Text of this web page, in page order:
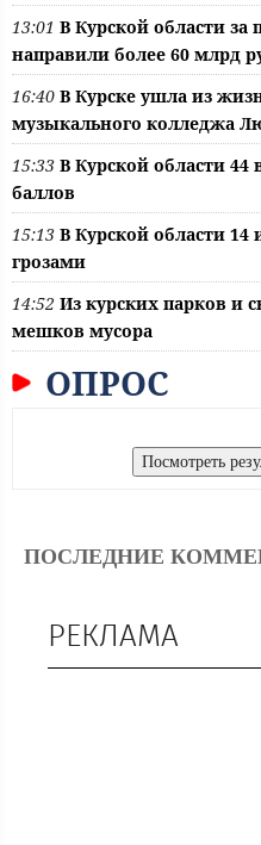
13:01 В Курской области за
направили более 60 млрд
16:40 В Курске ушла из
музыкального колледжа
15:33 В Курской области 44
баллов
15:13 В Курской области
грозами
14:52 Из курских парков и
мешков мусора
ОПРОС
ПОСЛЕДНИЕ
РЕКЛАМА